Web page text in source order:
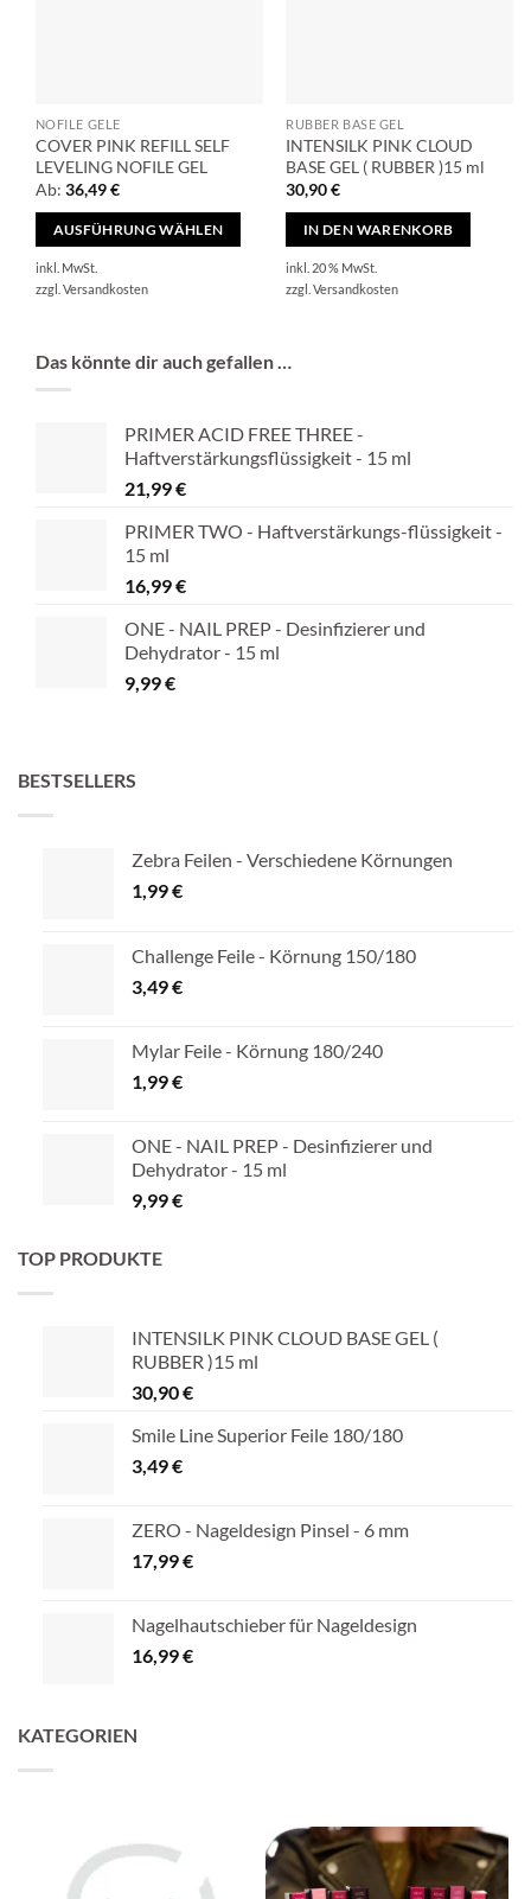
NOFILE GELE
COVER PINK REFILL SELF
LEVELING NOFILE GEL
Ab: 36,49€
AUSFÜHRUNG WÄHLEN
Dieses
Produkt
Varianten
auf.
Produktseite
inkl. MwSt.
zzgl. Versandkosten
RUBBER BASE GEL
INTENSILK PINK CLOUD
BASE GEL ( RUBBER )15 ml
30,90€
IN DEN WARENKORB
inkl. 20 % MwSt.
zzgl.Versandkosten
Das könnte dir auch gefallen …
PRIMER ACID FREE THREE -
Haftverstärkungsflüssigkeit - 15 ml
21,99€
PRIMER TWO - Haftverstärkungs-flüssigkeit -
15 ml
16,99€
ONE - NAIL PREP - Desinfizierer und
Dehydrator - 15 ml
9,99€
BESTSELLERS
Zebra Feilen - Verschiedene Körnungen
1,99€
Challenge Feile - Körnung 150/180
3,49€
Mylar Feile - Körnung 180/240
1,99€
ONE - NAIL PREP - Desinfizierer und
Dehydrator - 15 ml
9,99€
TOP PRODUKTE
INTENSILK PINK CLOUD BASE GEL (
RUBBER )15 ml
30,90€
Smile Line Superior Feile 180/180
3,49€
ZERO - Nageldesign Pinsel - 6 mm
17,99€
Nagelhautschieber für Nageldesign
16,99€
KATEGORIEN